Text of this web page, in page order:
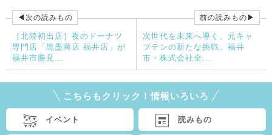
◀次の読みもの
［北陸初出店］夜のドーナツ
専門店「黒墨商店 福井店」が
福井市勝見...
前の読みもの▶
次世代を未来へ導く、元キャ
プテンの新たな挑戦。福井
市・株式会社全...
こちらもクリック！情報いろいろ
イベント 読みもの